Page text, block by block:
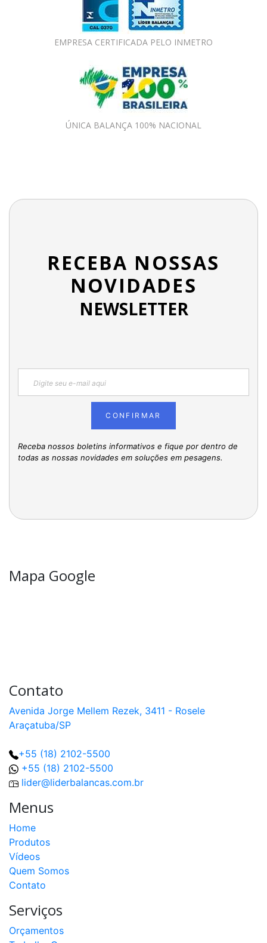
EMPRESA CERTIFICADA PELO INMETRO
ÚNICA BALANÇA 100% NACIONAL
RECEBA NOSSAS
NOVIDADES
NEWSLETTER
CONFIRMAR
Receba nossos boletins informativos e fique por dentro de
todas as nossas novidades em soluções em pesagens.
Mapa Google
Contato
Avenida Jorge Mellem Rezek, 3411 - Rosele
Araçatuba/SP
+55 (18) 2102-5500
+55 (18) 2102-5500
lider@liderbalancas.com.br
Menus
Home
Produtos
Vídeos
Quem Somos
Contato
Serviços
Orçamentos